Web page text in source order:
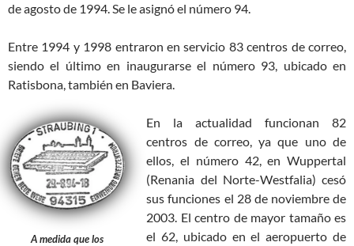
de agosto de 1994. Se le asignó el número 94.
Entre 1994 y 1998 entraron en servicio 83 centros de correo,
siendo el último en inaugurarse el número 93, ubicado en
Ratisbona, también en Baviera.
A medida que los
En la actualidad funcionan 82
centros de correo, ya que uno de
ellos, el número 42, en Wuppertal
(Renania del Norte-Westfalia) cesó
sus funciones el 28 de noviembre de
2003. El centro de mayor tamaño es
el 62, ubicado en el aeropuerto de